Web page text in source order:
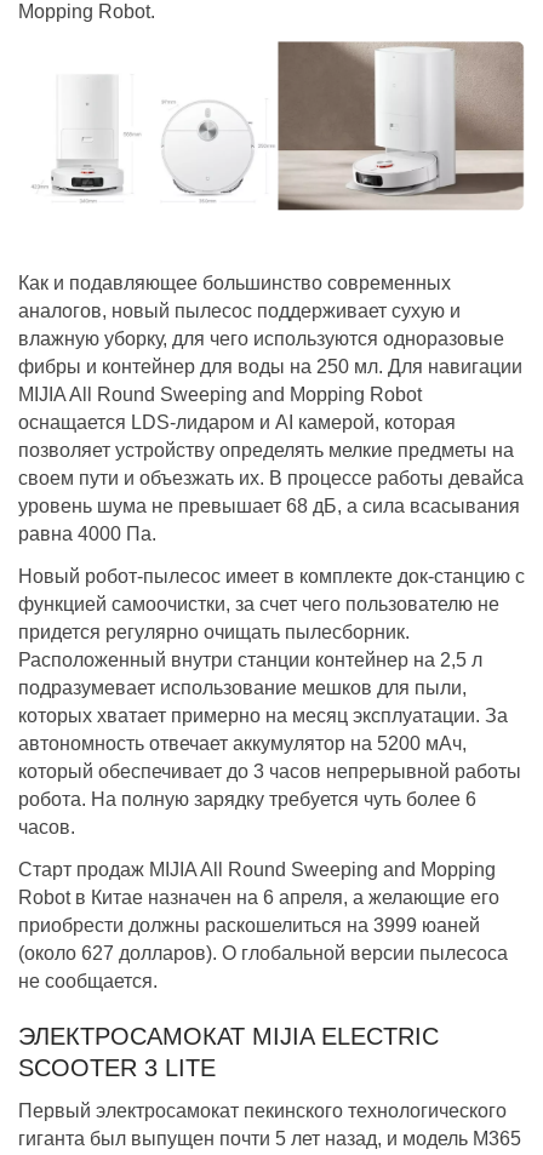
Mopping Robot.
Как и подавляющее большинство современных
аналогов, новый пылесос поддерживает сухую и
влажную уборку, для чего используются одноразовые
фибры и контейнер для воды на 250 мл. Для навигации
MIJIA All Round Sweeping and Mopping Robot
оснащается LDS-лидаром и AI камерой, которая
позволяет устройству определять мелкие предметы на
своем пути и объезжать их. В процессе работы девайса
уровень шума не превышает 68 дБ, а сила всасывания
равна 4000 Па.
Новый робот-пылесос имеет в комплекте док-станцию с
функцией самоочистки, за счет чего пользователю не
придется регулярно очищать пылесборник.
Расположенный внутри станции контейнер на 2,5 л
подразумевает использование мешков для пыли,
которых хватает примерно на месяц эксплуатации. За
автономность отвечает аккумулятор на 5200 мАч,
который обеспечивает до 3 часов непрерывной работы
робота. На полную зарядку требуется чуть более 6
часов.
Старт продаж MIJIA All Round Sweeping and Mopping
Robot в Китае назначен на 6 апреля, а желающие его
приобрести должны раскошелиться на 3999 юаней
(около 627 долларов). О глобальной версии пылесоса
не сообщается.
ЭЛЕКТРОСАМОКАТ MIJIA ELECTRIC
SCOOTER 3 LITE
Первый электросамокат пекинского технологического
гиганта был выпущен почти 5 лет назад, и модель M365